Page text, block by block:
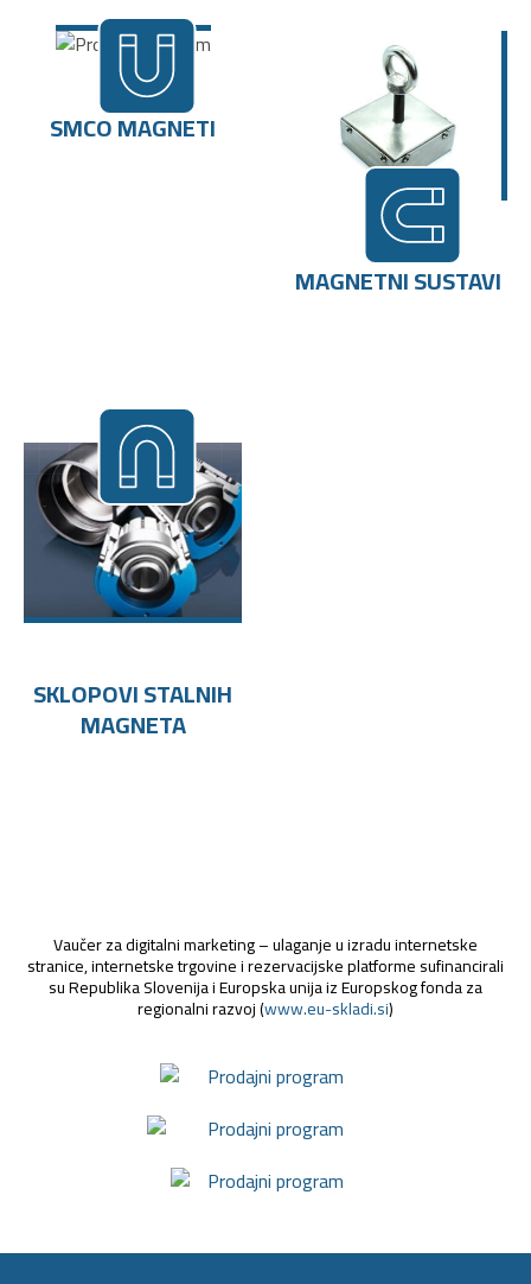
SMCO MAGNETI
MAGNETNI SUSTAVI
SKLOPOVI STALNIH
MAGNETA
Vaučer za digitalni marketing – ulaganje u izradu internetske
stranice, internetske trgovine i rezervacijske platforme sufinancirali
su Republika Slovenija i Europska unija iz Europskog fonda za
regionalni razvoj (www.eu-skladi.si)